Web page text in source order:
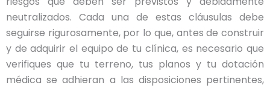
neutralizados. Cada una de estas cláusulas debe
seguirse rigurosamente, por lo que, antes de construir
y de adquirir el equipo de tu clínica, es necesario que
verifiques que tu terreno, tus planos y tu dotación
médica se adhieran a las disposiciones pertinentes,